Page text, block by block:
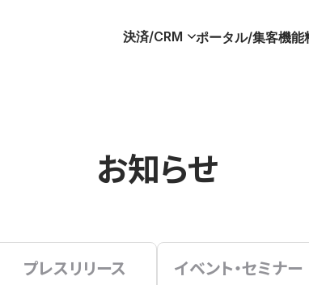
決済/CRM ポータル/集客機能
お知らせ
プレスリリース イベント・セミナー